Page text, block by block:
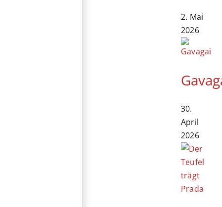
2. Mai
2026
30.
April
2026